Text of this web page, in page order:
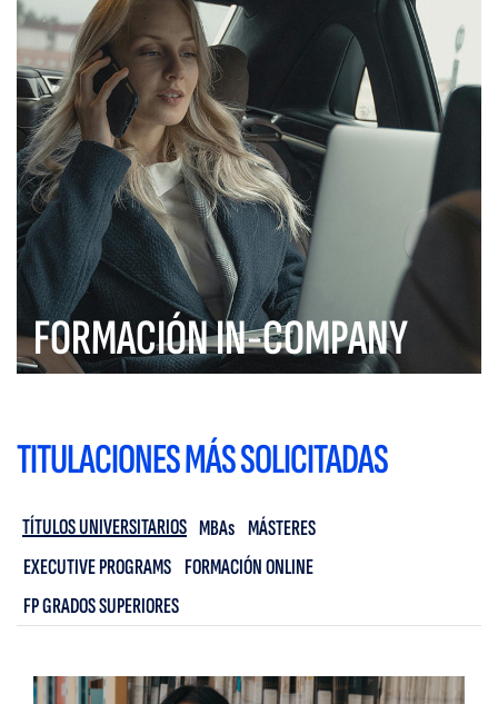
FORMACIÓN IN-COMPANY
TITULACIONES MÁS SOLICITADAS
TÍTULOS UNIVERSITARIOS MBAs MÁSTERES
EXECUTIVE PROGRAMS FORMACIÓN ONLINE
FP GRADOS SUPERIORES